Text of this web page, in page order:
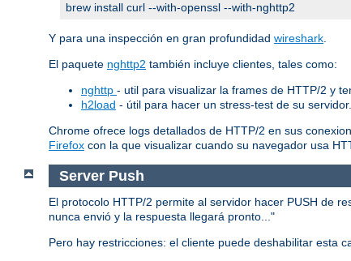
brew install curl --with-openssl --with-nghttp2
Y para una inspección en gran profundidad wireshark
El paquete nghttp2 también incluye clientes, tales como:
nghttp - util para visualizar la frames de HTTP/2 y
h2load - útil para hacer un stress-test de su servidor.
Chrome ofrece logs detallados de HTTP/2 en sus
Firefox con la que visualizar cuando su navegador usa
Server Push
El protocolo HTTP/2 permite al servidor hacer PUSH de
nunca envió y la respuesta llegará pronto..."
Pero hay restricciones: el cliente puede deshabilitar esta